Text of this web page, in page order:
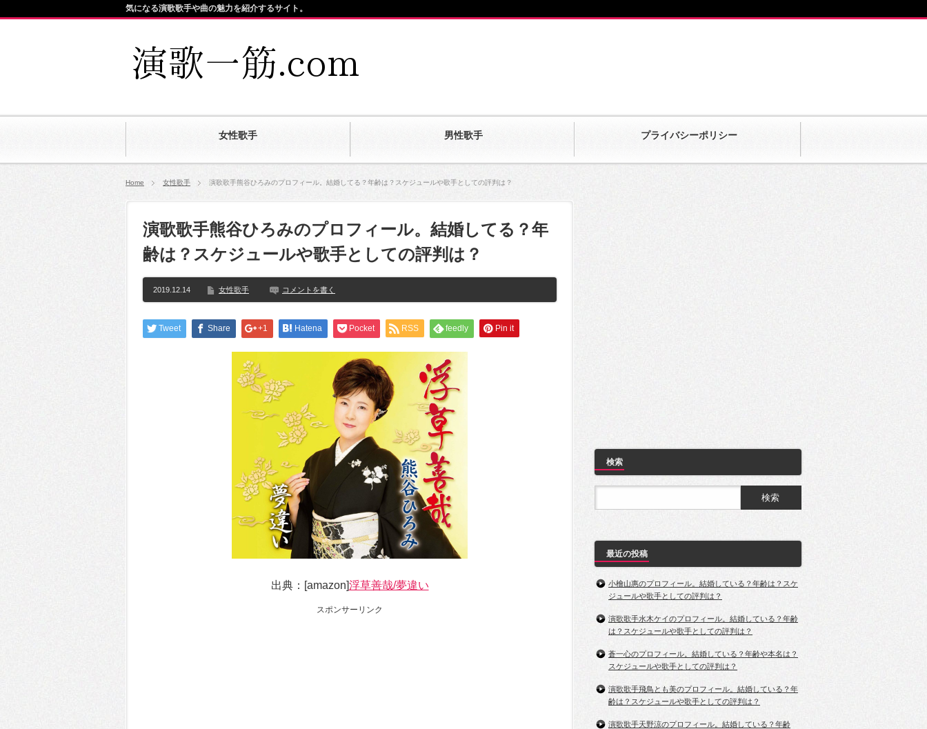
女性歌手 男性歌手 プライバシーポリシー
気になる演歌歌手や曲の魅力を紹介するサイト。
Home 女性歌手 演歌歌手熊谷ひろみのプロフィール。結婚してる？年齢は？スケジュールや歌手としての評判は？
演歌歌手熊谷ひろみのプロフィール。結婚してる？年
齢は？スケジュールや歌手としての評判は？
2019.12.14 女性歌手 コメントを書く
Tweet Share +1 Hatena Pocket RSS feedly Pin it
出典：[amazon]浮草善哉/夢違い
スポンサーリンク
検索
最近の投稿
小檜山惠のプロフィール。結婚している？年齢は？スケ
ジュールや歌手としての評判は？
演歌歌手水木ケイのプロフィール。結婚している？年齢
は？スケジュールや歌手としての評判は？
蒼一心のプロフィール。結婚している？年齢や本名は？
スケジュールや歌手としての評判は？
演歌歌手飛鳥とも美のプロフィール。結婚している？年
齢は？スケジュールや歌手としての評判は？
演歌歌手天野涼のプロフィール。結婚している？年齢